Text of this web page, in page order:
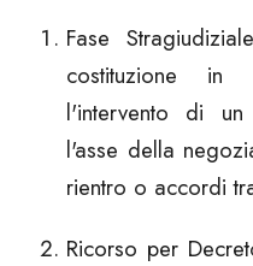
Fase
costituzione in
l'intervento di
l'asse della
rientro o accordi
Ricorso per